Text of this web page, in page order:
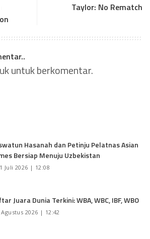
Taylor: No Rematch
untuk berkomentar.
Hasanah dan Petinju Pelatnas Asian
Bersiap Menuju Uzbekistan
Juli 2026 | 12:08
Juara Dunia Terkini: WBA, WBC, IBF, WBO
Agustus 2026 | 12:42